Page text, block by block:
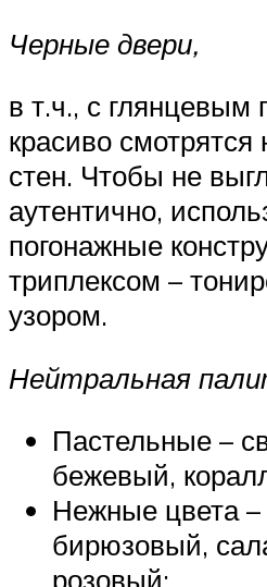
Черные двери,
в т.ч., с глянцевым
красиво
стен. Чтобы не
аутентично,
погонажные
триплексом –
узором.
Нейтральная
Пастельные –
бежевый,
Нежные цвета
бирюзовый,
розовый;